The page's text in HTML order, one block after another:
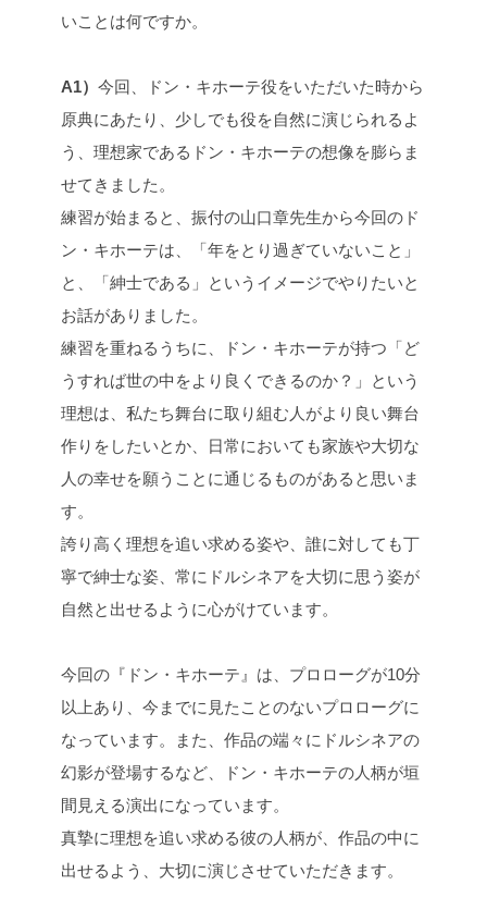
いことは何ですか。
A1） 今回、ドン・キホーテ役をいただいた時から
原典にあたり、少しでも役を自然に演じられるよ
う、理想家であるドン・キホーテの想像を膨らま
せてきました。
練習が始まると、振付の山口章先生から今回のド
ン・キホーテは、「年をとり過ぎていないこと」
と、「紳士である」というイメージでやりたいと
お話がありました。
練習を重ねるうちに、ドン・キホーテが持つ「ど
うすれば世の中をより良くできるのか？」という
理想は、私たち舞台に取り組む人がより良い舞台
作りをしたいとか、日常においても家族や大切な
人の幸せを願うことに通じるものがあると思いま
す。
誇り高く理想を追い求める姿や、誰に対しても丁
寧で紳士な姿、常にドルシネアを大切に思う姿が
自然と出せるように心がけています。
今回の『ドン・キホーテ』は、プロローグが10分
以上あり、今までに見たことのないプロローグに
なっています。また、作品の端々にドルシネアの
幻影が登場するなど、ドン・キホーテの人柄が垣
間見える演出になっています。
真摯に理想を追い求める彼の人柄が、作品の中に
出せるよう、大切に演じさせていただきます。